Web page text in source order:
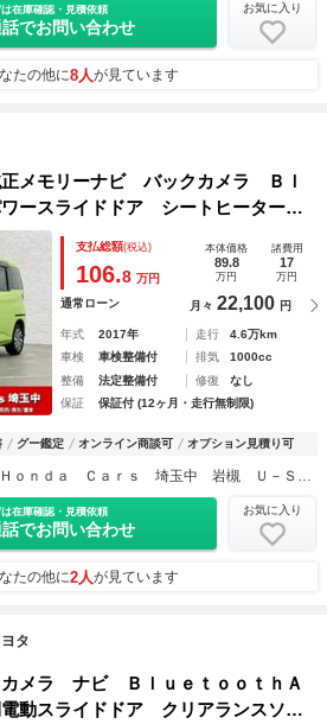
は在庫確認・見積依頼
でお問い合わせ
お気に入り
たの他に8人が見ています
メモリーナビ バックカメラ Ｂｌ
ワースライドドア シートヒーター
ト オートライト 純正１４インチ
バイザー ブルートゥース
支払総額(税込)
106.8 万円
本体価格
89.8
万円
諸費用
17
万円
通常ローン 月々 22,100 円
年式 2017年 走行
4.6万km
車検
車検整備付 排気
1000cc
整備
法定整備付 修復
なし
保証
保証付 (12ヶ月・走行無制限)
グー鑑定 オンライン商談可 オプション見積り可
Ｈｏｎｄａ Ｃａｒｓ 埼玉中 岩槻 Ｕ－Ｓｅｌｅｃｔコーナー店
は在庫確認・見積依頼
でお問い合わせ
お気に入り
たの他に2人が見ています
ヨタ
ラ ナビ ＢｌｕｅｔｏｏｔｈＡ
スライドドア クリアランスソナ